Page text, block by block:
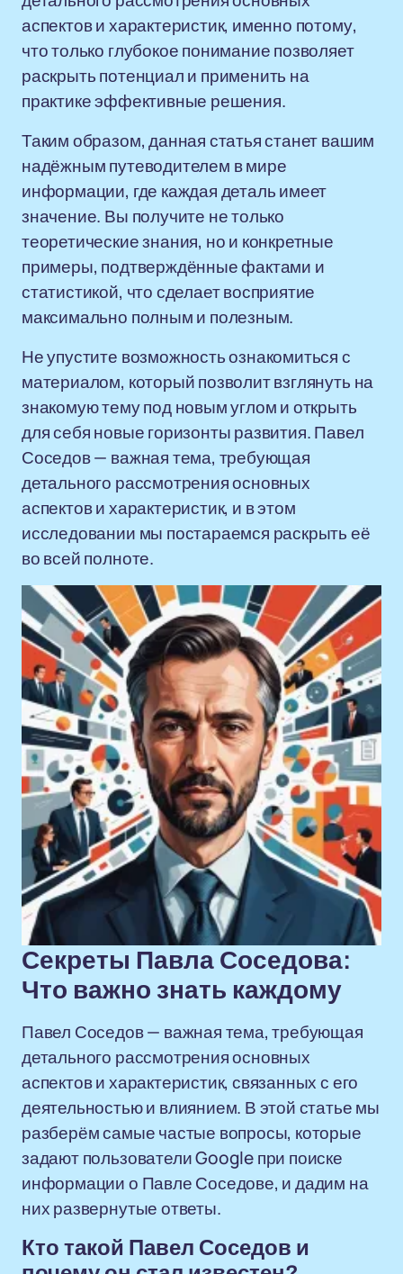
аспектов и характеристик, именно потому,
что только глубокое понимание позволяет
раскрыть потенциал и применить на
практике эффективные решения.
Таким образом, данная статья станет вашим
надёжным путеводителем в мире
информации, где каждая деталь имеет
значение. Вы получите не только
теоретические знания, но и конкретные
примеры, подтверждённые фактами и
статистикой, что сделает восприятие
максимально полным и полезным.
Не упустите возможность ознакомиться с
материалом, который позволит взглянуть на
знакомую тему под новым углом и открыть
для себя новые горизонты развития. Павел
Соседов — важная тема, требующая
детального рассмотрения основных
аспектов и характеристик, и в этом
исследовании мы постараемся раскрыть её
во всей полноте.
Секреты Павла Соседова:
Что важно знать каждому
Павел Соседов — важная тема, требующая
детального рассмотрения основных
аспектов и характеристик, связанных с его
деятельностью и влиянием. В этой статье мы
разберём самые частые вопросы, которые
задают пользователи Google при поиске
информации о Павле Соседове, и дадим на
них развернутые ответы.
Кто такой Павел Соседов и